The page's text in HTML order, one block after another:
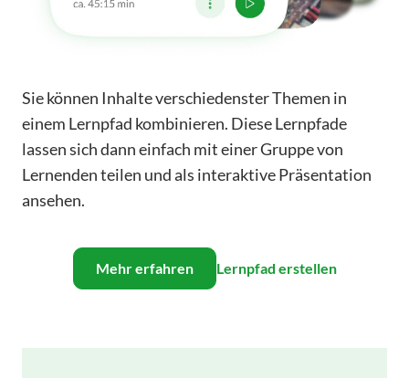
Sie können Inhalte verschiedenster Themen in
einem Lernpfad kombinieren. Diese Lernpfade
lassen sich dann einfach mit einer Gruppe von
Lernenden teilen und als interaktive Präsentation
ansehen.
Mehr erfahren Lernpfad erstellen